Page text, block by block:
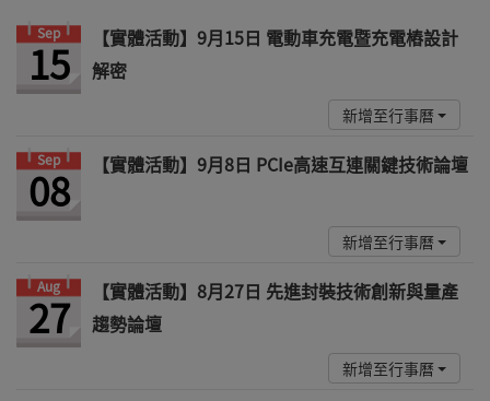
Sep
15
【實體活動】9月15日 電動車充電暨充電樁設計
解密
新增至行事曆
Sep
08 【實體活動】9月8日 PCIe高速互連關鍵技術論壇
新增至行事曆
Aug
27
【實體活動】8月27日 先進封裝技術創新與量產
趨勢論壇
新增至行事曆